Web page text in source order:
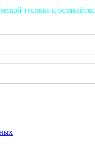
тусовке и